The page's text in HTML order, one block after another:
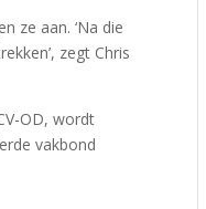
ze aan. ‘Na die
zegt Chris
OD, wordt
vakbond